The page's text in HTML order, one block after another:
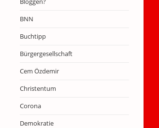
BNN
Buchtipp
Bürgergesellschaft
Cem Özdemir
Christentum
Corona
Demokratie